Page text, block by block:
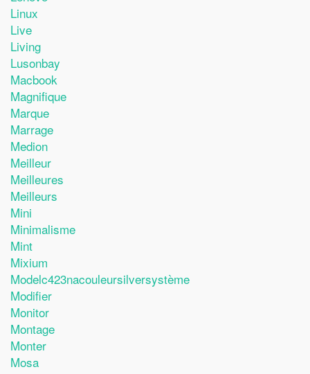
Linux
Live
Living
Lusonbay
Macbook
Magnifique
Marque
Marrage
Medion
Meilleur
Meilleures
Meilleurs
Mini
Minimalisme
Mint
Mixium
Modelc423nacouleursilversystème
Modifier
Monitor
Montage
Monter
Mosa